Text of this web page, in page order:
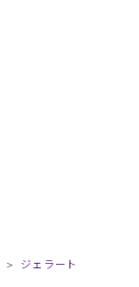
ジェラート